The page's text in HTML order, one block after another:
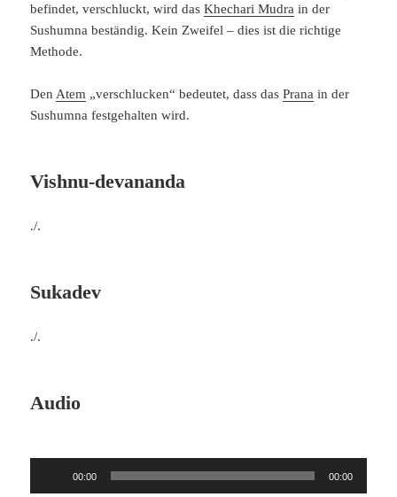
befindet, verschluckt, wird dasKhechari Mudra in der
Sushumna beständig. Kein Zweifel – dies ist die richtige
Methode.
Den Atem „verschlucken“ bedeutet, dass dasPrana in der
Sushumna festgehalten wird.
Vishnu-devananda
./.
Sukadev
./.
Audio
00:00 00:00